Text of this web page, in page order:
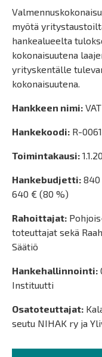
myötä
hankealueelta
kokonaisuutena
yrityskentälle
kokonaisuutena.
Hankkeen nimi:
Hankekoodi: R-
Toimintakausi:
Hankebudjetti: 840
640 € (80 %)
Rahoittajat:
toteuttajat sekä
Säätiö
Hankehallinnointi:
Instituutti
Osatoteuttajat:
seutu NIHAK ry ja